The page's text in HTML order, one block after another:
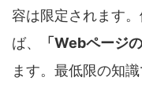
容は限定されます
ば、
「Webページ
ます。最低限の知